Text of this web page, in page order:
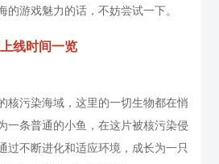
的游戏魅力的话，不妨尝试一下。
线时间一览
污染海域，这里的一切生物都在悄
一条普通的小鱼，在这片被核污染侵
过不断进化和适应环境，成长为一只